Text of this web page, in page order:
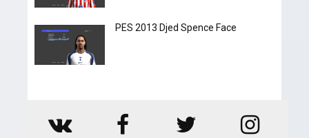
PES 2013 Djed Spence Face